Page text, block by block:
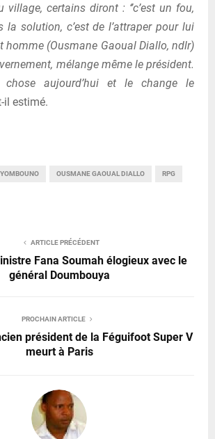
certains diront : ‘’c’est un fou,
la solution, c’est de l’attraper pour lui
homme (Ousmane Gaoual Diallo, ndlr)
mélange même le président.
aujourd’hui et le change le
il estimé.
OUSMANE GAOUAL DIALLO RPG
ARTICLE PRÉCÉDENT
Fana Soumah élogieux avec le
général Doumbouya
PROCHAIN ARTICLE
président de la Féguifoot Super V
meurt à Paris